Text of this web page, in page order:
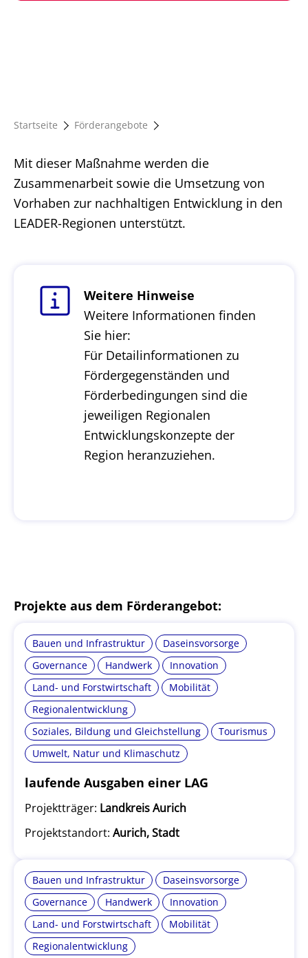
Startseite Förderangebote
Mit dieser Maßnahme werden die
Zusammenarbeit sowie die Umsetzung von
Vorhaben zur nachhaltigen Entwicklung in den
LEADER-Regionen unterstützt.
Weitere Hinweise
Weitere Informationen finden
Sie hier:
Für Detailinformationen zu
Fördergegenständen und
Förderbedingungen sind die
jeweiligen Regionalen
Entwicklungskonzepte der
Region heranzuziehen.
Projekte aus dem Förderangebot:
Bauen und Infrastruktur
Daseinsvorsorge
Governance
Handwerk
Innovation
Land- und Forstwirtschaft
Mobilität
Regionalentwicklung
Soziales, Bildung und Gleichstellung
Tourismus
Umwelt, Natur und Klimaschutz
laufende Ausgaben einer LAG
Projektträger: Landkreis Aurich
Projektstandort: Aurich, Stadt
Bauen und Infrastruktur
Daseinsvorsorge
Governance
Handwerk
Innovation
Land- und Forstwirtschaft
Mobilität
Regionalentwicklung